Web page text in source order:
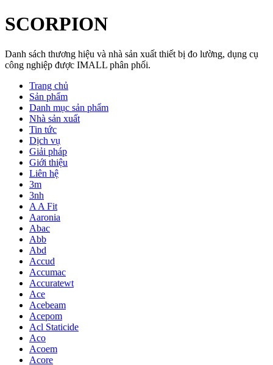
SCORPION
Danh sách thương hiệu và nhà sản xuất thiết bị đo lường, dụng cụ
công nghiệp được IMALL phân phối.
Trang chủ
Sản phẩm
Danh mục sản phẩm
Nhà sản xuất
Tin tức
Dịch vụ
Giải pháp
Giới thiệu
Liên hệ
3m
3nh
A A Fit
Aaronia
Abac
Abb
Abd
Accud
Accumac
Accuratewt
Ace
Acebeam
Acepom
Acl Staticide
Aco
Acoem
Acore